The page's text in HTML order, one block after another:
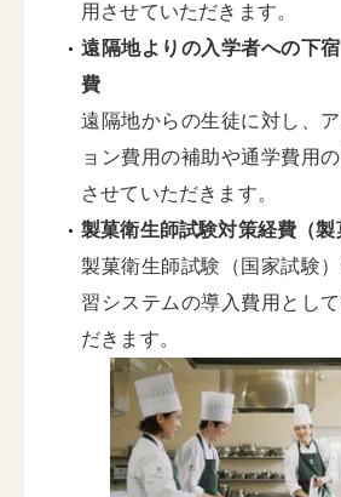
用させていただきます。
遠隔地よりの入学者への下
費
遠隔地からの生徒に対し、
ョン費用の補助や通学費用
させていただきます。
製菓衛生師試験対策経費（製
製菓衛生師試験（国家試験
習システムの導入費用とし
だきます。